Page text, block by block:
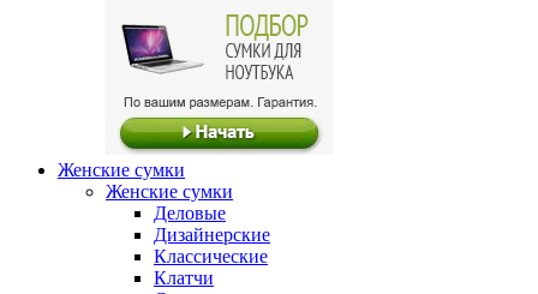
Женские сумки
Женские сумки
Деловые
Дизайнерские
Классические
Клатчи